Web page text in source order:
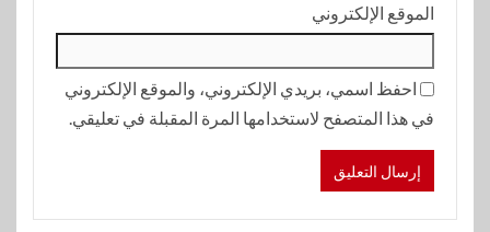
الموقع الإلكتروني
احفظ اسمي، بريدي الإلكتروني، والموقع الإلكتروني
في هذا المتصفح لاستخدامها المرة المقبلة في تعليقي.